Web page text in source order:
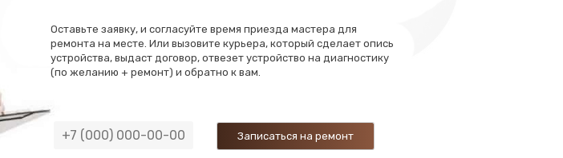
Оставьте заявку, и согласуйте время приезда мастера для
ремонта на месте. Или вызовите курьера, который сделает опись
устройства, выдаст договор, отвезет устройство на диагностику
(по желанию + ремонт) и обратно к вам.